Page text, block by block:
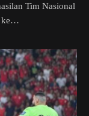
Tim Nasional
ke…